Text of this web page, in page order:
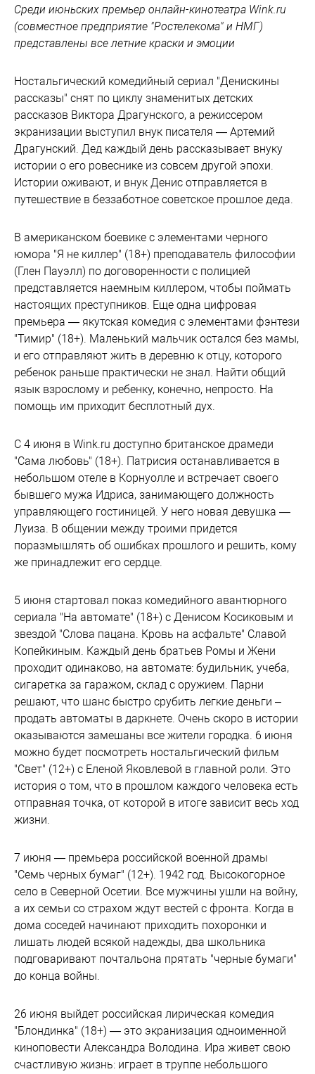
Среди июньских премьер онлайн-кинотеатра Wink.ru
(совместное предприятие "Ростелекома" и НМГ)
представлены все летние краски и эмоции
Ностальгический комедийный сериал "Денискины
рассказы" снят по циклу знаменитых детских
рассказов Виктора Драгунского, а режиссером
экранизации выступил внук писателя — Артемий
Драгунский. Дед каждый день рассказывает внуку
истории о его ровеснике из совсем другой эпохи.
Истории оживают, и внук Денис отправляется в
путешествие в беззаботное советское прошлое деда.
В американском боевике с элементами черного
юмора "Я не киллер" (18+) преподаватель философии
(Глен Пауэлл) по договоренности с полицией
представляется наемным киллером, чтобы поймать
настоящих преступников. Еще одна цифровая
премьера — якутская комедия с элементами фэнтези
"Тимир" (18+). Маленький мальчик остался без мамы,
и его отправляют жить в деревню к отцу, которого
ребенок раньше практически не знал. Найти общий
язык взрослому и ребенку, конечно, непросто. На
помощь им приходит бесплотный дух.
С 4 июня в Wink.ru доступно британское драмеди
"Сама любовь" (18+). Патрисия останавливается в
небольшом отеле в Корнуолле и встречает своего
бывшего мужа Идриса, занимающего должность
управляющего гостиницей. У него новая девушка —
Луиза. В общении между троими придется
поразмышлять об ошибках прошлого и решить, кому
же принадлежит его сердце.
5 июня стартовал показ комедийного авантюрного
сериала "На автомате" (18+) с Денисом Косиковым и
звездой "Слова пацана. Кровь на асфальте" Славой
Копейкиным. Каждый день братьев Ромы и Жени
проходит одинаково, на автомате: будильник, учеба,
сигаретка за гаражом, склад с оружием. Парни
решают, что шанс быстро срубить легкие деньги –
продать автоматы в даркнете. Очень скоро в истории
оказываются замешаны все жители городка. 6 июня
можно будет посмотреть ностальгический фильм
"Свет" (12+) с Еленой Яковлевой в главной роли. Это
история о том, что в прошлом каждого человека есть
отправная точка, от которой в итоге зависит весь ход
жизни.
7 июня — премьера российской военной драмы
"Семь черных бумаг" (12+). 1942 год. Высокогорное
село в Северной Осетии. Все мужчины ушли на войну,
а их семьи со страхом ждут вестей с фронта. Когда в
дома соседей начинают приходить похоронки и
лишать людей всякой надежды, два школьника
подговаривают почтальона прятать "черные бумаги"
до конца войны.
26 июня выйдет российская лирическая комедия
"Блондинка" (18+) — это экранизация одноименной
киноповести Александра Володина. Ира живет свою
счастливую жизнь: играет в труппе небольшого